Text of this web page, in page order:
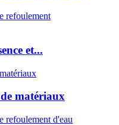
et...
matériaux